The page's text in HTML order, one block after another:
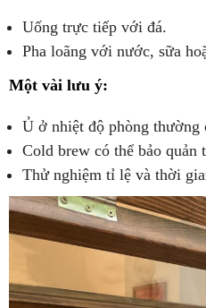
Uống trực tiếp với đá.
Pha loãng với nước, sữa
Một vài lưu ý:
Ủ ở nhiệt độ phòng thường
Cold brew có thể bảo quản
Thử nghiệm tỉ lệ và thời